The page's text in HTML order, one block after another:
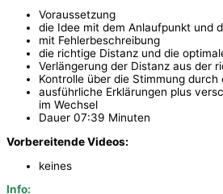
Voraussetzung
die Idee mit dem Anlaufpunkt und
mit Fehlerbeschreibung
die richtige Distanz und die
Verlängerung der Distanz aus der
Kontrolle über die Stimmung durch
ausführliche Erklärungen plus
im Wechsel
Dauer 07:39 Minuten
Vorbereitende Videos:
keines
Info: